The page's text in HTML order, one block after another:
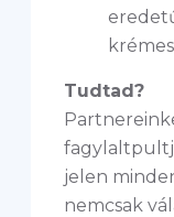
Tudtad?
jelen
nemcsak